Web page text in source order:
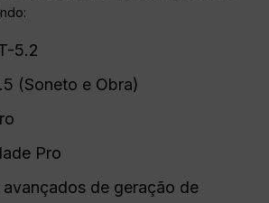
5.2
(Soneto e Obra)
Pro
de geração de